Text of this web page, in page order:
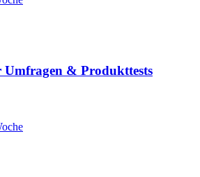
Umfragen & Produkttests